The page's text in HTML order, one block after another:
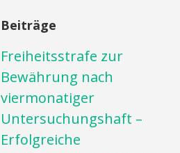
Beiträge
Freiheitsstrafe zur
Bewährung nach
viermonatiger
Untersuchungshaft –
Erfolgreiche